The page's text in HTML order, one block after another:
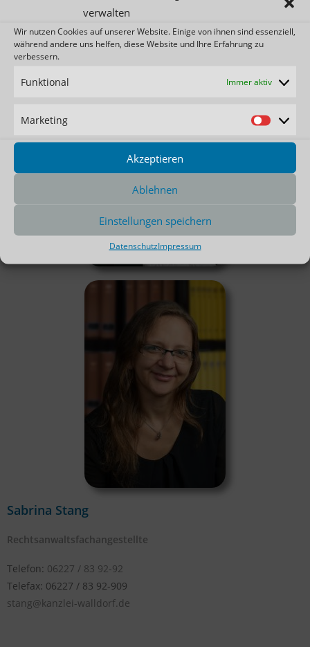
verwalten
Wir nutzen Cookies auf unserer Website. Einige von ihnen sind essenziell,
während andere uns helfen, diese Website und Ihre Erfahrung zu
verbessern.
Funktional Immer aktiv
Marketing
Akzeptieren
Ablehnen
Einstellungen speichern
DatenschutzImpressum
Sabrina Stang
Rechtsanwaltsfachangestellte
Telefon: 06227 / 83 92-92
Telefax: 06227 / 83 92-909
stang@kanzlei-walldorf.de